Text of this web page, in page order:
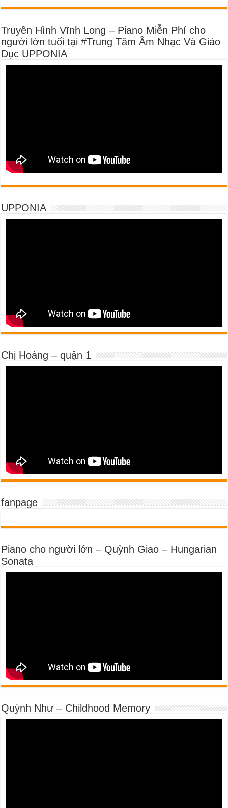
Truyền Hình Vĩnh Long – Piano Miễn Phí cho
người lớn tuổi tại #Trung Tâm Âm Nhạc Và Giáo
Dục UPPONIA
UPPONIA
Chị Hoàng – quận 1
fanpage
Piano cho người lớn – Quỳnh Giao – Hungarian
Sonata
Quỳnh Như – Childhood Memory